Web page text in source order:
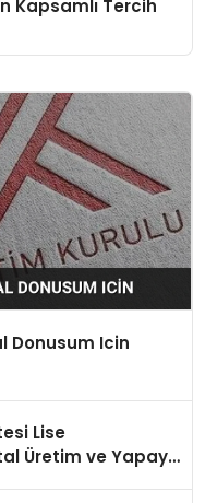
Kapsamlı Tercih
Donusum Icin
Lise
Üretim ve Yapay